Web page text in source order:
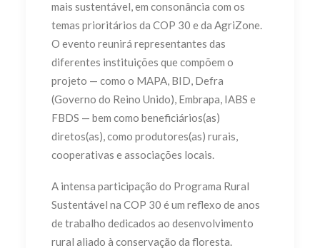
mais sustentável, em consonância com os
temas prioritários da COP 30 e da AgriZone.
O evento reunirá representantes das
diferentes instituições que compõem o
projeto — como o MAPA, BID, Defra
(Governo do Reino Unido), Embrapa, IABS e
FBDS — bem como beneficiários(as)
diretos(as), como produtores(as) rurais,
cooperativas e associações locais.
A intensa participação do Programa Rural
Sustentável na COP 30 é um reflexo de anos
de trabalho dedicados ao desenvolvimento
rural aliado à conservação da floresta.